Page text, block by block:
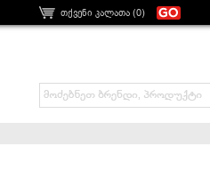
თქვენი კალათა (0)